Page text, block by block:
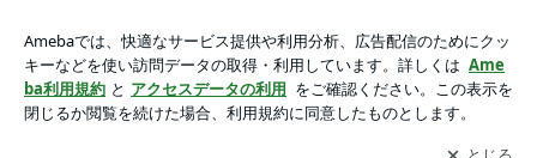
ブルーラベンダーア... | ☆ティアラ☆のブログ
アプリをダウンロードして ブログの更新通知
を受け取りまし
ょう。
開く